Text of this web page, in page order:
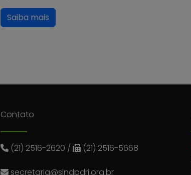
Saiba mais
Contato
(21) 2516-2620 / (21) 2516-5668
secretaria@sindpdrj.org.br